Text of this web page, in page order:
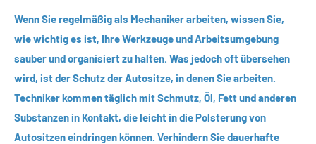
Wenn Sie regelmäßig als Mechaniker arbeiten, wissen Sie,
wie wichtig es ist, Ihre Werkzeuge und Arbeitsumgebung
sauber und organisiert zu halten. Was jedoch oft übersehen
wird, ist der Schutz der Autositze, in denen Sie arbeiten.
Techniker kommen täglich mit Schmutz, Öl, Fett und anderen
Substanzen in Kontakt, die leicht in die Polsterung von
Autositzen eindringen können. Verhindern Sie dauerhafte